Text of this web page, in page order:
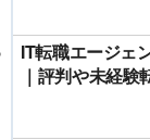
IT転職エージェ
｜評判や未経験